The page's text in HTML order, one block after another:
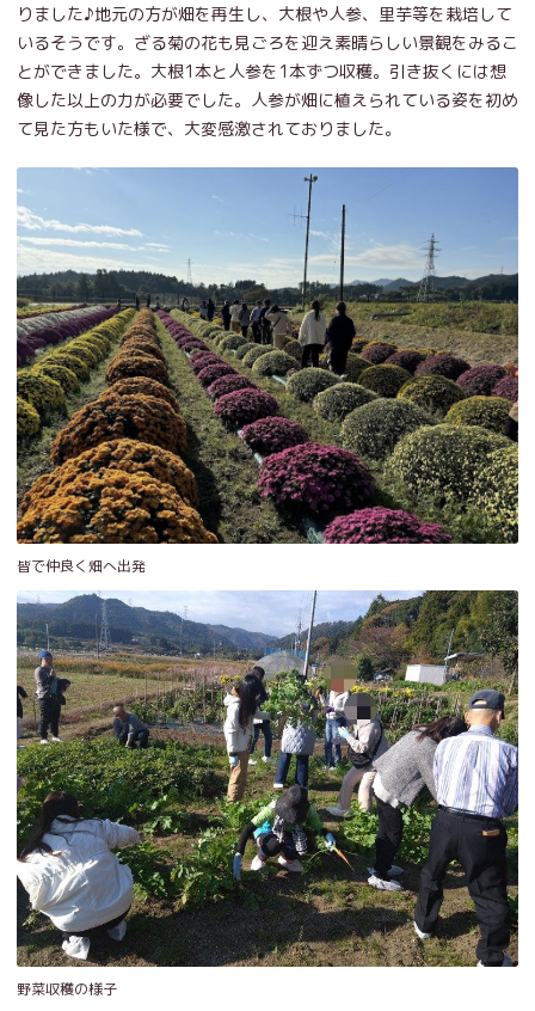
りました♪地元の方が畑を再生し、大根や人参、里芋等を栽培して
いるそうです。ざる菊の花も見ごろを迎え素晴らしい景観をみるこ
とができました。大根1本と人参を1本ずつ収穫。引き抜くには想
像した以上の力が必要でした。人参が畑に植えられている姿を初め
て見た方もいた様で、大変感激されておりました。
皆で仲良く畑へ出発
野菜収穫の様子